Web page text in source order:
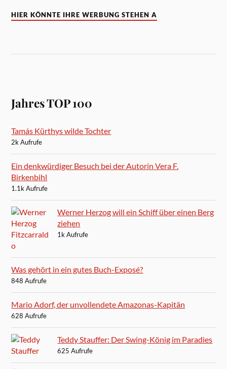
HIER KÖNNTE IHRE WERBUNG STEHEN A
Jahres TOP 100
Tamás Kürthys wilde Tochter
2k Aufrufe
Ein denkwürdiger Besuch bei der Autorin Vera F.
Birkenbihl
1.1k Aufrufe
Werner Herzog will ein Schiff über einen Berg
ziehen
1k Aufrufe
Was gehört in ein gutes Buch-Exposé?
848 Aufrufe
Mario Adorf, der unvollendete Amazonas-Kapitän
628 Aufrufe
Teddy Stauffer: Der Swing-König im Paradies
625 Aufrufe